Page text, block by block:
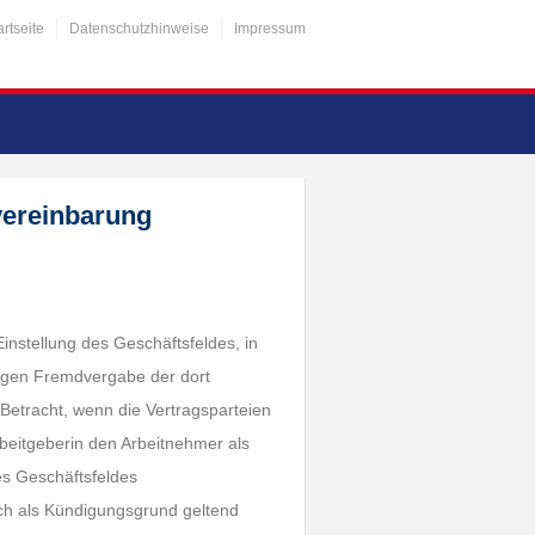
Datenschutzhinweise Impressum
des Geschäftsfeldes, in
Fremdvergabe der dort
wenn die Vertragsparteien
den Arbeitnehmer als
Geschäftsfeldes
als Kündigungsgrund geltend